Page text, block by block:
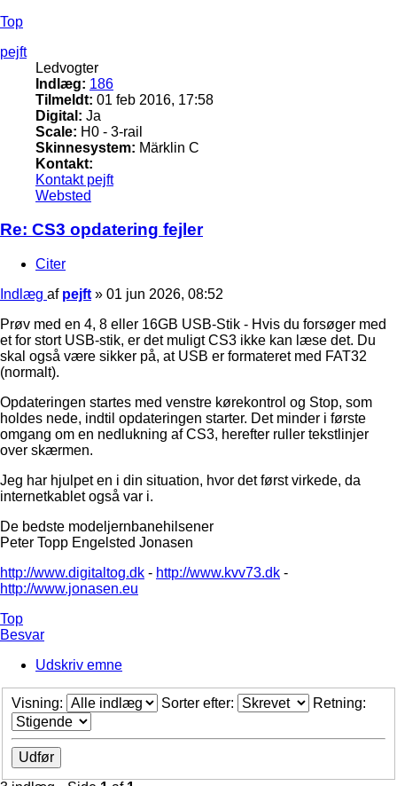
Top
pejft
Ledvogter
Indlæg: 186
Tilmeldt: 01 feb 2016, 17:58
Digital: Ja
Scale: H0 - 3-rail
Skinnesystem: Märklin C
Kontakt:
Kontakt pejft
Websted
Re: CS3 opdatering fejler
Citer
Indlæg af pejft » 01 jun 2026, 08:52
Prøv med en 4, 8 eller 16GB USB-Stik - Hvis du forsøger med
et for stort USB-stik, er det muligt CS3 ikke kan læse det. Du
skal også være sikker på, at USB er formateret med FAT32
(normalt).
Opdateringen startes med venstre kørekontrol og Stop, som
holdes nede, indtil opdateringen starter. Det minder i første
omgang om en nedlukning af CS3, herefter ruller tekstlinjer
over skærmen.
Jeg har hjulpet en i din situation, hvor det først virkede, da
internetkablet også var i.
De bedste modeljernbanehilsener
Peter Topp Engelsted Jonasen
http://www.digitaltog.dk - http://www.kvv73.dk -
http://www.jonasen.eu
Top
Besvar
Udskriv emne
Visning: Sorter efter: Retning: